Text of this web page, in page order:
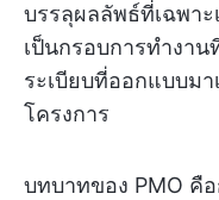
บรรลุผลลัพธ์ที่เฉพาะ
เป็นกรอบการทำงา
ระเบียบที่ออกแบบม
โครงการ
บทบาทของ PMO คื